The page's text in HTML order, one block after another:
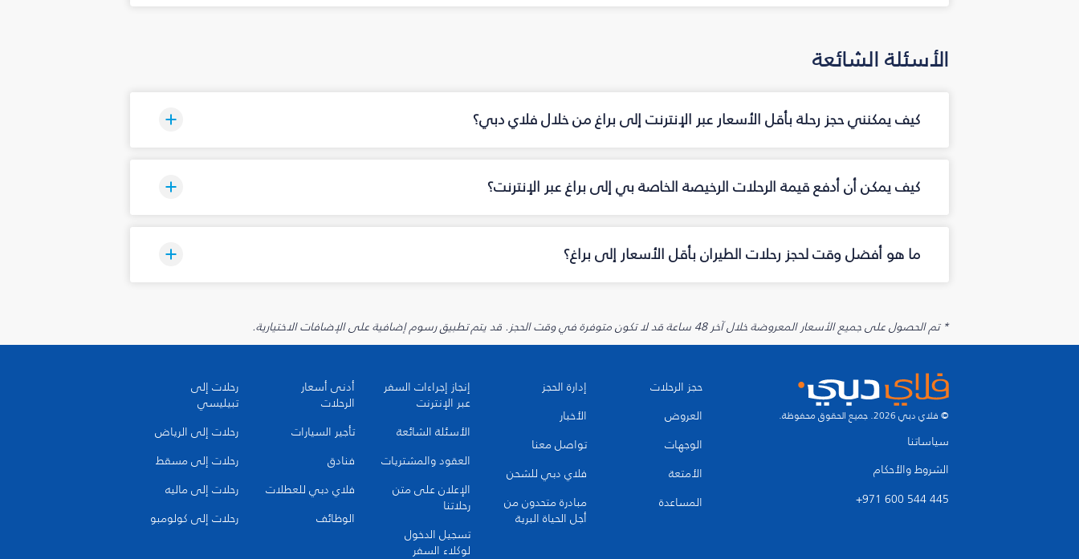
الأسئلة الشائعة
كيف يمكنني حجز رحلة بأقل الأسعار عبر الإنترنت إلى براغ من خلال فلاي دبي؟
كيف يمكن أن أدفع قيمة الرحلات الرخيصة الخاصة بي إلى براغ عبر الإنترنت؟
ما هو أفضل وقت لحجز رحلات الطيران بأقل الأسعار إلى براغ؟
* تم الحصول على جميع الأسعار المعروضة خلال آخر 48 ساعة قد لا تكون متوفرة في وقت الحجز. قد يتم تطبيق رسوم إضافية على الإضافات الاختيارية.
© فلاي دبي 2026. جميع الحقوق محفوظة.
سياساتنا
الشروط والأحكام
+971 600 544 445
حجز الرحلات
العروض
الوجهات
الأمتعة
المساعدة
إدارة الحجز
الأخبار
تواصل معنا
فلاي دبي للشحن
مبادرة متحدون من
أجل الحياة البرية
إنجاز إجراءات السفر
عبر الإنترنت
الأسئلة الشائعة
العقود والمشتريات
الإعلان على متن
رحلاتنا
تسجيل الدخول
لوكلاء السفر
أدنى أسعار
الرحلات
تأجير السيارات
فنادق
فلاي دبي للعطلات
الوظائف
رحلات إلى
تبيليسي
رحلات إلى الرياض
رحلات إلى مسقط
رحلات إلى ماليه
رحلات إلى كولومبو